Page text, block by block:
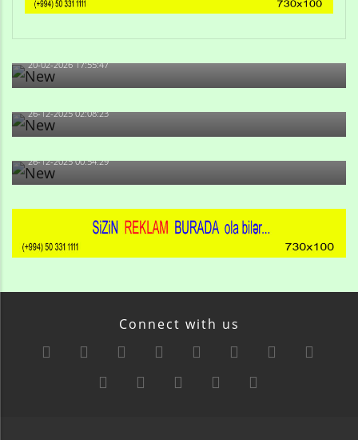
Qulu Məhərrəmli: Sosial şəbəkələrdə söyüş niyə artıb?
20-02-2026 17:55:47
Məni bura NAZİR GÖNDƏRİB - 1937-ci ildən fəaliyyətdə
olan və...
26-12-2025 02:08:23
-Ay qız, sən məhkəməni udmayacaqsan... Sən bilirsən
də, məni...
26-12-2025 00:54:29
Connect with us